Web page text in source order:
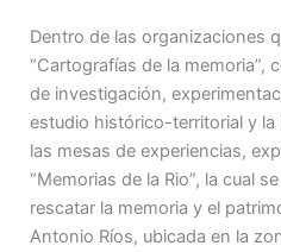
Dentro de las organizaciones
“Cartografías de la memoria”,
de investigación,
estudio histórico-territorial y
las mesas de experiencias,
“Memorias de la Rio”, la cual
rescatar la memoria y el
Antonio Ríos, ubicada en la